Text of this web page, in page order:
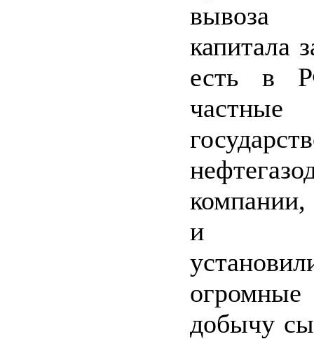
вывоза
капитала
есть в
и
огромные
добычу